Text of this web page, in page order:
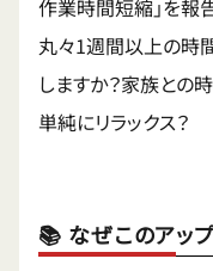
作業時間短縮」を報
丸々1週間以上の時
しますか？家族との
単純にリラックス？
📚 なぜこのアッ